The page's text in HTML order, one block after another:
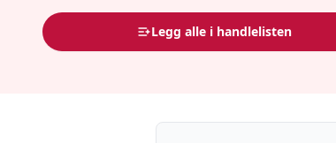
Legg alle i handlelisten